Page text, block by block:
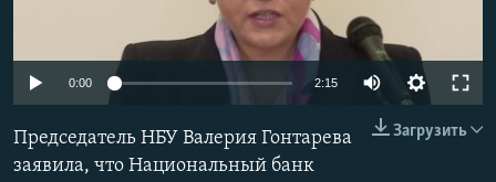
КРЫМ.НЕПОКОРЕННЫЙ
УКРАИНСКАЯ ПРОБЛЕМА КРЫМА
Все сайты RFE/RL
0:00 2:15
Загрузить
Председатель НБУ Валерия Гонтарева
заявила, что Национальный банк